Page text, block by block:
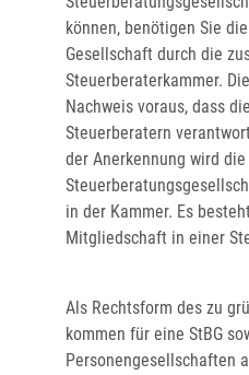
können, benötigen Sie
Gesellschaft durch die
Steuerberaterkammer.
Nachweis voraus, dass
Steuerberatern
der Anerkennung wird die
in der Kammer. Es
Mitgliedschaft in einer
Als Rechtsform des zu
kommen für eine StBG
Personengesellschaften